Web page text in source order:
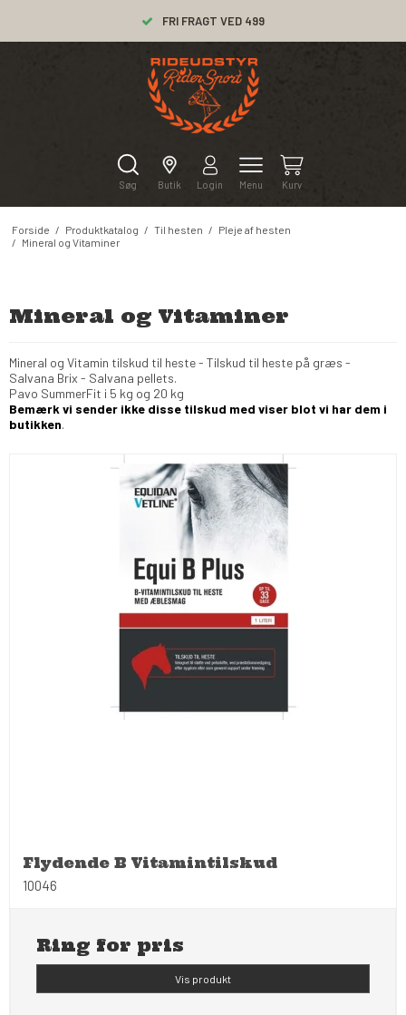
FRI FRAGT VED 499
LEVERING 1-2 DAGE
Søg Butik Login Menu Kurv
Forside / Produktkatalog / Til hesten / Pleje af hesten
/ Mineral og Vitaminer
Mineral og Vitaminer
Mineral og Vitamin tilskud til heste - Tilskud til heste på græs -
Salvana Brix - Salvana pellets.
Pavo SummerFit i 5 kg og 20 kg
Bemærk vi sender ikke disse tilskud med viser blot vi har dem i
butikken.
Flydende B Vitamintilskud
10046
Ring for pris
Vis produkt